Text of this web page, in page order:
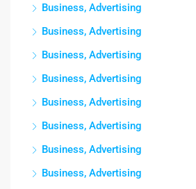
Business, Advertising
Business, Advertising
Business, Advertising
Business, Advertising
Business, Advertising
Business, Advertising
Business, Advertising
Business, Advertising